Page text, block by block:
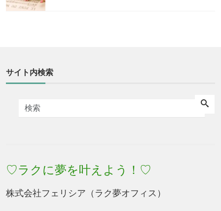
サイト内検索
♡ラクに夢を叶えよう！♡
株式会社フェリシア（ラク夢オフィス）